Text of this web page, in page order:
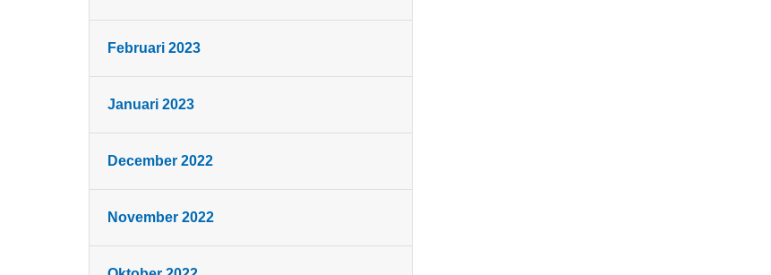
Februari 2023
Januari 2023
December 2022
November 2022